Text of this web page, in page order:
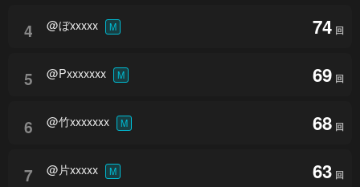
4 @ぼxxxxx M 74 回
5 @Pxxxxxxx M 69 回
6 @竹xxxxxxx M 68 回
7 @片xxxxx M 63 回